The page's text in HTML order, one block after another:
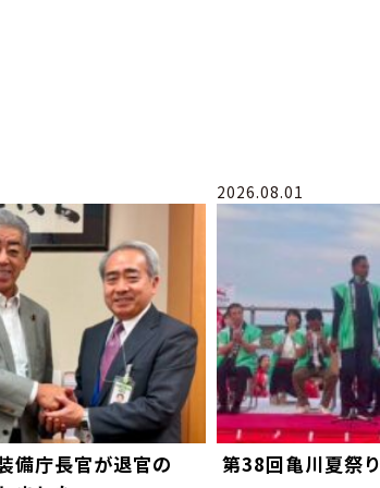
備庁長官が退官の
2026.08.01
第38回亀川夏祭り